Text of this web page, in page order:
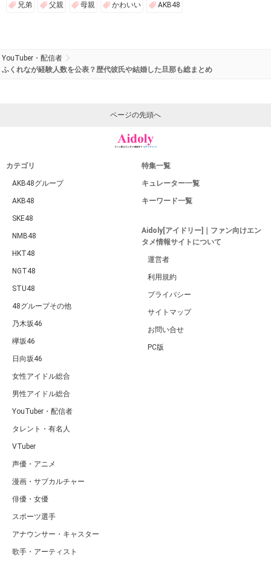
兄弟 父親 母親 かわいい AKB48
YouTuber・配信者
ふくれなが経験人数を公表？歴代彼氏や結婚した旦那も総まとめ
ページの先頭へ
カテゴリ
AKB48グループ
AKB48
SKE48
NMB48
HKT48
NGT48
STU48
48グループその他
乃木坂46
欅坂46
日向坂46
女性アイドル総合
男性アイドル総合
YouTuber・配信者
タレント・有名人
VTuber
声優・アニメ
漫画・サブカルチャー
俳優・女優
スポーツ選手
アナウンサー・キャスター
歌手・アーティスト
特集一覧
キュレーター一覧
キーワード一覧
Aidoly[アイドリー]｜ファン向けエン
タメ情報サイトについて
運営者
利用規約
プライバシー
サイトマップ
お問い合せ
PC版